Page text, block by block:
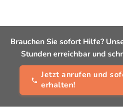
Brauchen Sie sofort Hilfe?
Stunden erreichbar und
Jetzt anrufen und
erhalten!